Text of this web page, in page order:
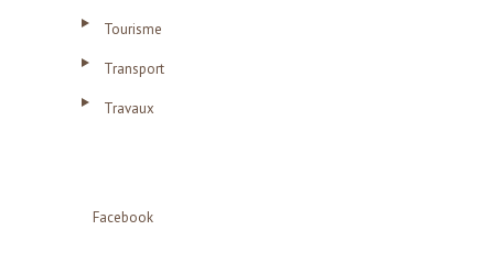
Tourisme
Transport
Travaux
Facebook